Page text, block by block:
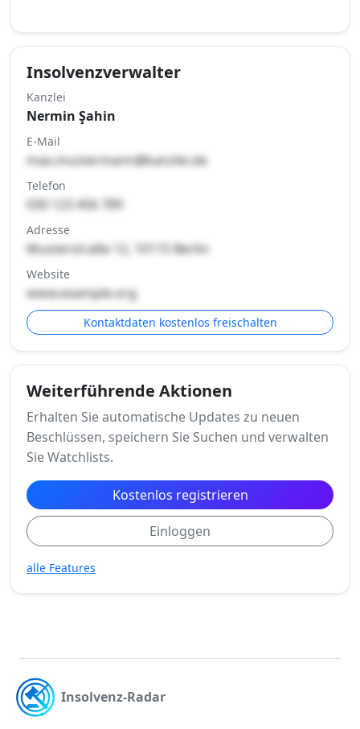
Insolvenzverwalter
Kanzlei
Nermin Şahin
E-Mail
max.mustermann@kanzlei.de
Telefon
030 123 456 789
Adresse
Musterstraße 12, 10115 Berlin
Website
www.example.org
Kontaktdaten kostenlos freischalten
Weiterführende Aktionen
Erhalten Sie automatische Updates zu neuen
Beschlüssen, speichern Sie Suchen und verwalten
Sie Watchlists.
Kostenlos registrieren
Einloggen
alle Features
Insolvenz-Radar